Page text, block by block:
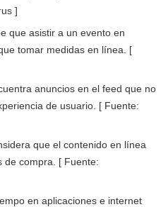
]
que asistir a un evento en
tomar medidas en línea. [
anuncios en el feed que no
de usuario. [ Fuente:
que el contenido en línea
de compra. [ Fuente:
en aplicaciones e internet